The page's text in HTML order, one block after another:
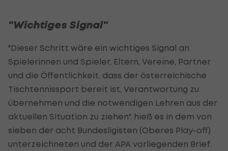
"Wichtiges Signal"
"Dieser Schritt wäre ein wichtiges Signal an
Spielerinnen und Spieler, Eltern, Vereine, Partner
und die Öffentlichkeit, dass der österreichische
Tischtennissport bereit ist, Verantwortung zu
übernehmen und die notwendigen Lehren aus der
aktuellen Situation zu ziehen", hieß es in dem von
sieben der acht Bundesligisten (Oberes Play-off)
unterzeichneten und der APA vorliegenden Brief.